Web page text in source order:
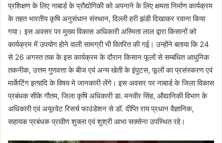
प्रशिक्षण के लिए नाबार्ड के प्रौद्योगिकी को अपनाने के लिए क्षमता निर्माण कार्यक्रम
के तहत भारतीय कृषि अनुसंधान संस्थान, दिल्ली हरी झंडी दिखाकर रवाना किया
गया। इस अवसर पर मुख्य विकास अधिकारी अस्मिता लाल द्वारा किसानों को
कार्यक्रम में उपयोग होने वाली सामग्री भी वितरित की गई। उन्होंने बताया कि 24
से 26 अगस्त तक के इस कार्यक्रम के दौरान किसान फूलों से सम्बंधित आधुनिक
तकनीक, उत्तम गुणवत्ता के बीज एवं अन्य खेती के इंपुटस, फूलों का प्रसंस्करण एवं
मार्केटिंग इत्यादि के विषय मे जानकारी लेंगे। इस अवसर पर नाबार्ड के जिला विकास
प्रबंधक सीके गौतम, जिला कृषि अधिकारी डा. मनवीर सिंह, औद्यानिकी विभाग के
अधिकारी एवं अयूरवेट रिसर्च फाउंडेशन से डॉ. दीप्ति राय प्रधान वैज्ञानिक,
सहायक प्रबंधक प्रावीण शुक्ला एवं शुश्री आभा सक्सेना उपस्थित रहे।